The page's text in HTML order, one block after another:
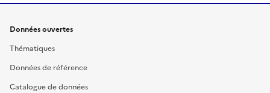
Données ouvertes
Thématiques
Données de référence
Catalogue de données